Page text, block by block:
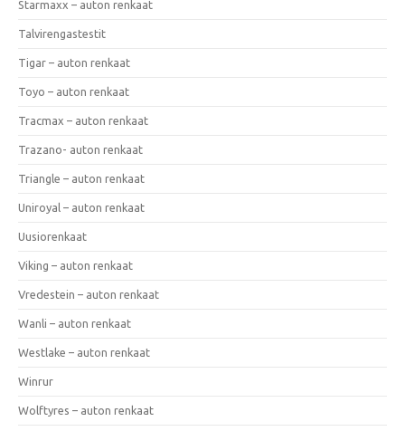
Starmaxx – auton renkaat
Talvirengastestit
Tigar – auton renkaat
Toyo – auton renkaat
Tracmax – auton renkaat
Trazano- auton renkaat
Triangle – auton renkaat
Uniroyal – auton renkaat
Uusiorenkaat
Viking – auton renkaat
Vredestein – auton renkaat
Wanli – auton renkaat
Westlake – auton renkaat
Winrur
Wolftyres – auton renkaat